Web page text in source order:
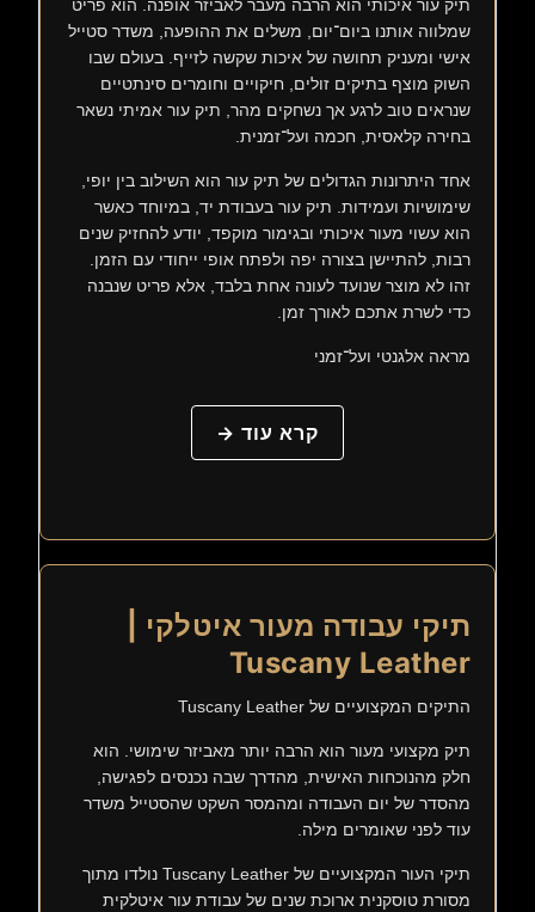
תיק עור איכותי הוא הרבה מעבר לאביזר אופנה. הוא פריט
שמלווה אותנו ביום־יום, משלים את ההופעה, משדר סטייל
אישי ומעניק תחושה של איכות שקשה לזייף. בעולם שבו
השוק מוצף בתיקים זולים, חיקויים וחומרים סינתטיים
שנראים טוב לרגע אך נשחקים מהר, תיק עור אמיתי נשאר
בחירה קלאסית, חכמה ועל־זמנית.
אחד היתרונות הגדולים של תיק עור הוא השילוב בין יופי,
שימושיות ועמידות. תיק עור בעבודת יד, במיוחד כאשר
הוא עשוי מעור איכותי ובגימור מוקפד, יודע להחזיק שנים
רבות, להתיישן בצורה יפה ולפתח אופי ייחודי עם הזמן.
זהו לא מוצר שנועד לעונה אחת בלבד, אלא פריט שנבנה
כדי לשרת אתכם לאורך זמן.
מראה אלגנטי ועל־זמני
קרא עוד →
תיקי עבודה מעור איטלקי |
Tuscany Leather
התיקים המקצועיים של Tuscany Leather
תיק מקצועי מעור הוא הרבה יותר מאביזר שימושי. הוא
חלק מהנוכחות האישית, מהדרך שבה נכנסים לפגישה,
מהסדר של יום העבודה ומהמסר השקט שהסטייל משדר
עוד לפני שאומרים מילה.
תיקי העור המקצועיים של Tuscany Leather נולדו מתוך
מסורת טוסקנית ארוכת שנים של עבודת עור איטלקית